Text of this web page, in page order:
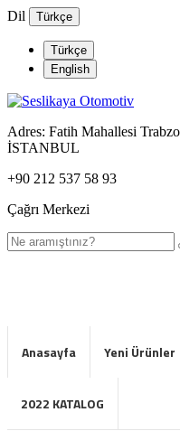
Dil Türkçe
Türkçe
English
Adres: Fatih Mahallesi
İSTANBUL
+90 212 537 58 93
Çağrı Merkezi
Anasayfa Yeni Ürünler
2022 KATALOG